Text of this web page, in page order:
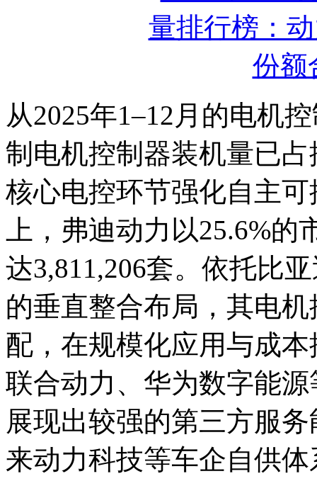
从2025年1–12月的电机
制电机控制器装机量已
核心电控环节强化自主
上，弗迪动力以25.6%
达3,811,206套。依托比
的垂直整合布局，其电
配，在规模化应用与成
联合动力、华为数字能
展现出较强的第三方服
来动力科技等车企自供